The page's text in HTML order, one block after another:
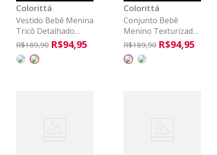
Colorittá
Vestido Bebê Menina
Tricô Detalhado
Colorittá Marrom
R$189,90 R$94,95
Colorittá
Conjunto Bebê
Menino Texturizado
Capuz Colorittá
Marrom
R$189,90 R$94,95